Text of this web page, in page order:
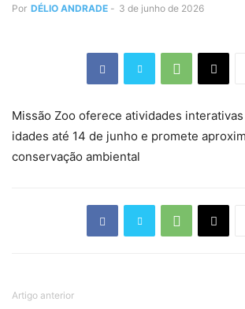
Por DÉLIO ANDRADE - 3 de junho de 2026
Missão Zoo oferece atividades
idades até 14 de junho e promete
conservação ambiental
Artigo anterior